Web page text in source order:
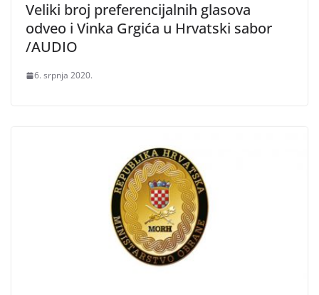
Veliki broj preferencijalnih glasova
odveo i Vinka Grgića u Hrvatski sabor
/AUDIO
6. srpnja 2020.